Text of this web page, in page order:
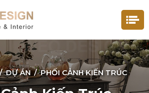
DỰ ÁN / PHỐI CẢNH KIẾN TRÚC